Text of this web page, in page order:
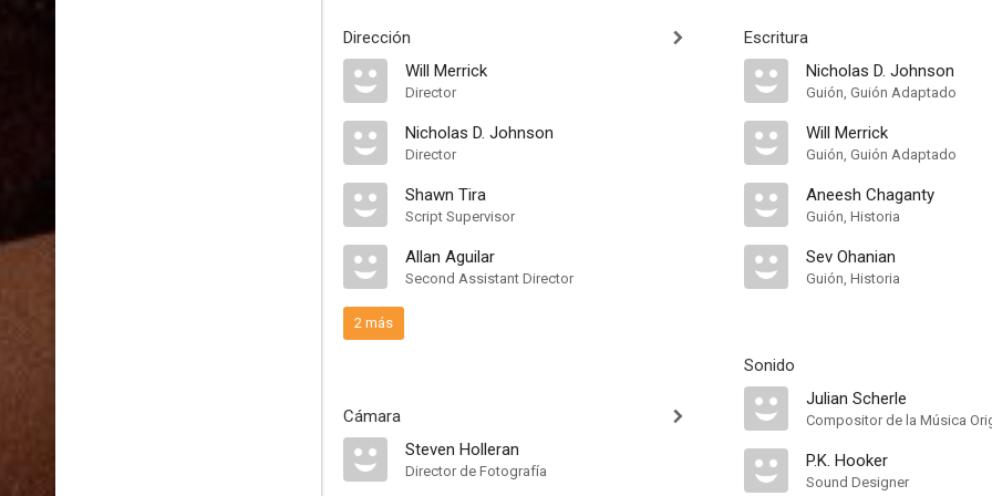
Dirección
Will Merrick
Director
Nicholas D. Johnson
Director
Shawn Tira
Script Supervisor
Allan Aguilar
Second Assistant Director
2 más
Cámara
Steven Holleran
Director de Fotografía
Escritura
Nicholas D. Johnson
Guión, Guión Adaptado
Will Merrick
Guión, Guión Adaptado
Aneesh Chaganty
Guión, Historia
Sev Ohanian
Guión, Historia
Sonido
Julian Scherle
Compositor de la Música
P.K. Hooker
Sound Designer